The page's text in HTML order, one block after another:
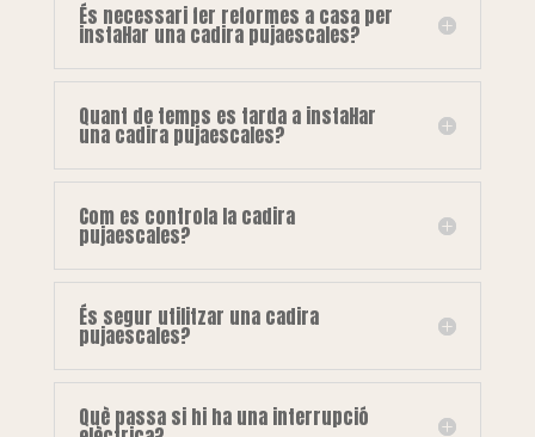
És necessari fer reformes a casa per
instal·lar una cadira pujaescales?
Quant de temps es tarda a instal·lar
una cadira pujaescales?
Com es controla la cadira
pujaescales?
És segur utilitzar una cadira
pujaescales?
Què passa si hi ha una interrupció